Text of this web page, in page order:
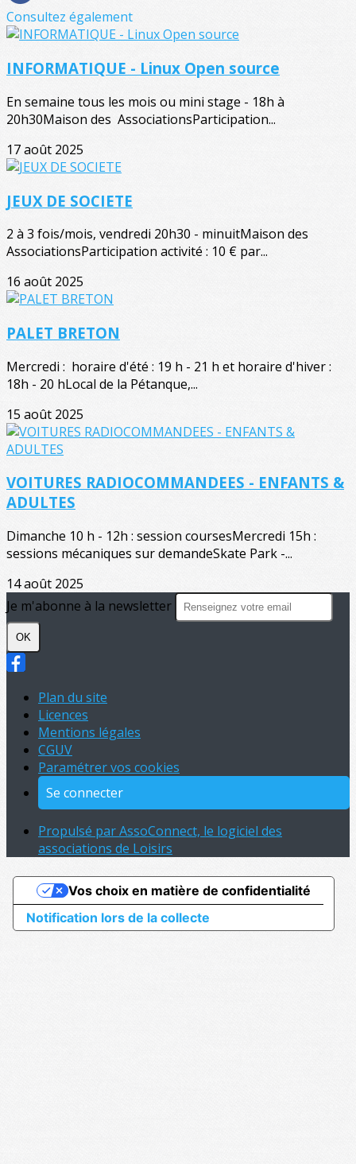
Consultez également
INFORMATIQUE - Linux Open source
En semaine tous les mois ou mini stage - 18h à
20h30Maison des AssociationsParticipation...
17 août 2025
JEUX DE SOCIETE
2 à 3 fois/mois, vendredi 20h30 - minuitMaison des
AssociationsParticipation activité : 10 € par...
16 août 2025
PALET BRETON
Mercredi : horaire d'été : 19 h - 21 h et horaire d'hiver :
18h - 20 hLocal de la Pétanque,...
15 août 2025
VOITURES RADIOCOMMANDEES - ENFANTS &
ADULTES
Dimanche 10 h - 12h : session coursesMercredi 15h :
sessions mécaniques sur demandeSkate Park -...
14 août 2025
Je m'abonne à la newsletter
OK
Plan du site
Licences
Mentions légales
CGUV
Paramétrer vos cookies
Se connecter
Propulsé par AssoConnect, le logiciel des
associations de Loisirs
Notification lors de la collecte
Vos choix en matière de confidentialité